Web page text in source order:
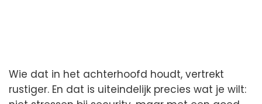
Wie dat in het achterhoofd houdt, vertrekt
rustiger. En dat is uiteindelijk precies wat je wilt: